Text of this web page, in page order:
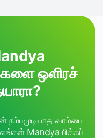
ஒளிரச்
நம்பமுடியாத வரம்பை
Mandya பிக்கப்